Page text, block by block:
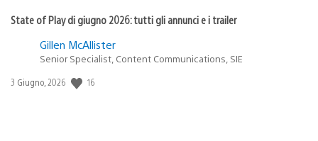
State of Play di giugno 2026: tutti gli annunci e i trailer
Gillen McAllister
Senior Specialist, Content Communications, SIE
Data
3 Giugno, 2026 16